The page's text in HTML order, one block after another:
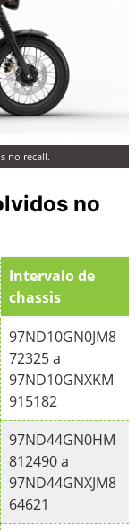
no recall.
no
Intervalo de
chassis
97ND10GN0JM8
72325 a
97ND10GNXKM
915182
97ND44GN0HM
812490 a
97ND44GNXJM8
64621